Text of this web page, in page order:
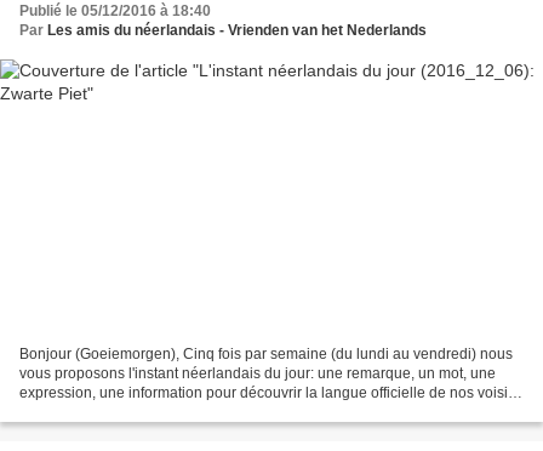
Publié le 05/12/2016 à 18:40
Par Les amis du néerlandais - Vrienden van het Nederlands
Bonjour (Goeiemorgen), Cinq fois par semaine (du lundi au vendredi) nous
vous proposons l'instant néerlandais du jour: une remarque, un mot, une
expression, une information pour découvrir la langue officielle de nos voisins